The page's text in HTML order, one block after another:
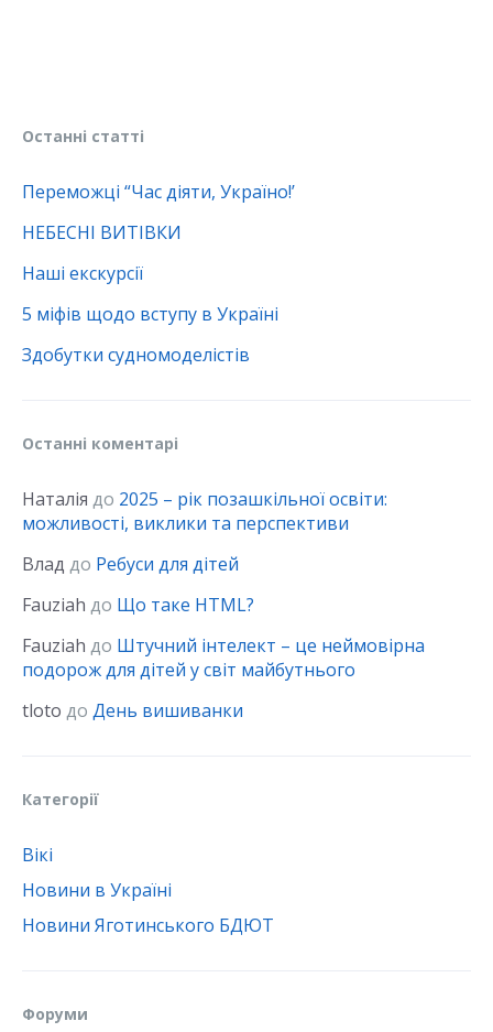
Останні статті
Переможці “Час діяти, Україно!’
НЕБЕСНІ ВИТІВКИ
Наші екскурсії
5 міфів щодо вступу в Україні
Здобутки судномоделістів
Останні коментарі
Наталія до 2025 – рік позашкільної освіти:
можливості, виклики та перспективи
Влад до Ребуси для дітей
Fauziah до Що таке HTML?
Fauziah до Штучний інтелект – це неймовірна
подорож для дітей у світ майбутнього
tloto до День вишиванки
Категорії
Вікі
Новини в Україні
Новини Яготинського БДЮТ
Форуми